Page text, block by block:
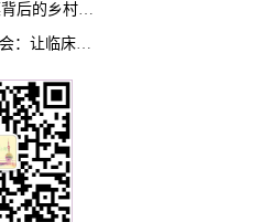
（乡村“头雁”）三代腌一味 一颗雪菜背后的乡村致富经
虹桥健康科技产业创新中心亮相老博会：让临床“需求”定义银发经济新生态